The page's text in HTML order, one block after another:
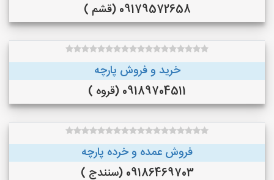
09179572658 (قشم )
خرید و فروش پارچه
09189704511 (قروه )
فروش عمده و خرده پارچه
09186469703 (سنندج )